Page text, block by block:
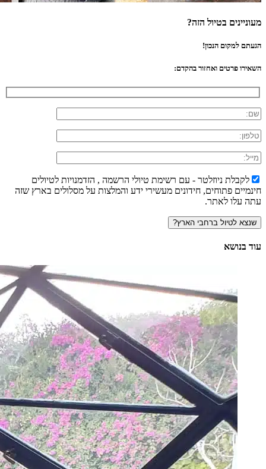
מעוניינים בטיול הזה?
הגעתם למקום הנכון!
השאירו פרטים ואחזור בהקדם:
לקבלת ניוזלטר - עם רשימת טיולי הרשמה , הזדמנויות לטיולים
חינמיים פתוחים, חידונים מעשירי ידע והמלצות על מסלולים בארץ שזה
עתה עלו לאתר.
עוד בנושא